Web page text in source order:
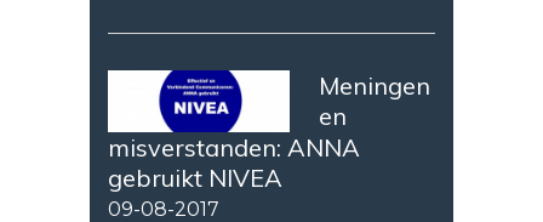
Meningen
en
misverstanden: ANNA
gebruikt NIVEA
09-08-2017